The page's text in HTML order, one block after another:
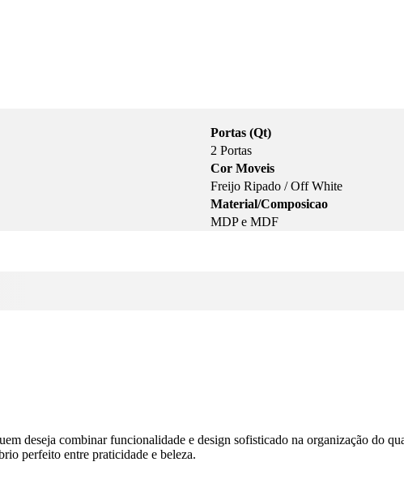
Portas (Qt)
2 Portas
Cor Moveis
Freijo Ripado / Off White
Material/Composicao
MDP e MDF
deseja combinar funcionalidade e design sofisticado na organização do
perfeito entre praticidade e beleza.